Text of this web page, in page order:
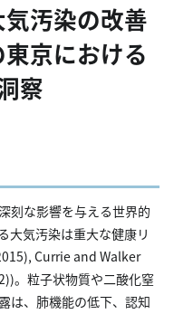
汚染の改善
京における
察
刻な影響を与える世界的
大気汚染は重大な健康リ
Currie and Walker
。粒子状物質や二酸化窒
は、肺機能の低下、認知